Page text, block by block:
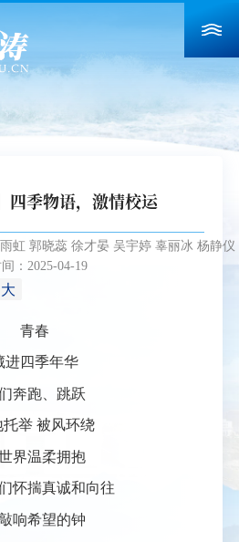
四季物语，激情校运
虹 郭晓蕊 徐才晏 吴宇婷 辜丽冰 杨静仪
：2025-04-19
大
青春
进四季年华
奔跑、跳跃
托举 被风环绕
界温柔拥抱
怀揣真诚和向往
响希望的钟